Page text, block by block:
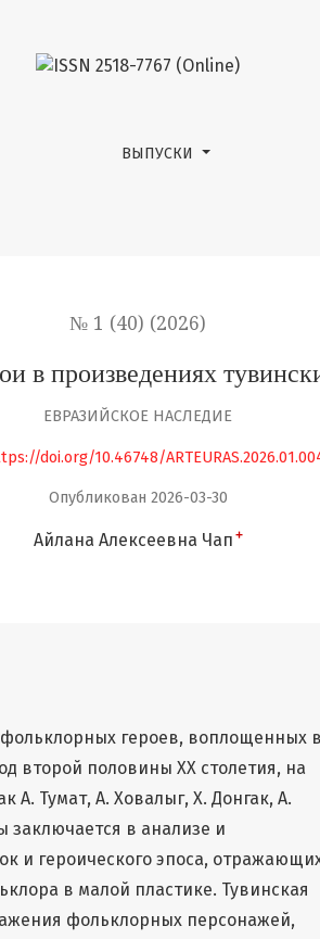
ВЫПУСКИ
№ 1 (40) (2026)
в произведениях
ЕВРАЗИЙСКОЕ НАСЛЕДИЕ
doi.org/10.46748/
Опубликован 2026-03-30
Айлана Алексеевна Чап +
героев, воплощенных в
второй половины ХХ столетия, на
А. Тумат, А. Ховалыг, Х. Донгак, А.
в анализе и
и героического эпоса,
в малой пластике. Тувинская
фольклорных персонажей,